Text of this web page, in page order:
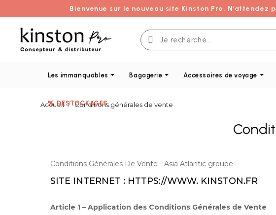
Bienvenue sur le nouveau site Kinston Pro.
Les immanquables Bagagerie Accessoires de voyage
DESTOCKAGES
Accueil Conditions générales de vente
Conditions Générales De Vente - Asia Atlantic groupe
SITE INTERNET : HTTPS://WWW. KINSTON.FR
Article 1 – Application des Conditions Générales de Vente